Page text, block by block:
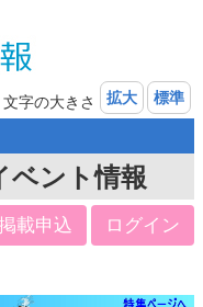
文字の大きさ 拡大 標準
ベント情報
載申込 ログイン